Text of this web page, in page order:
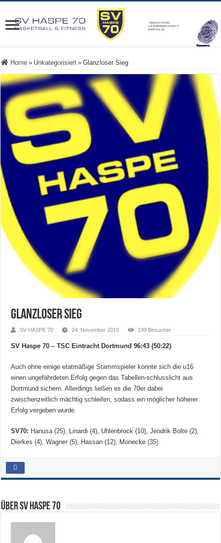
Home » Unkategorisiert » Glanzloser Sieg
Glanzloser Sieg
SV HASPE 70 24. November 2019 199 Besucher
SV Haspe 70 – TSC Eintracht Dortmund 96:43 (50:22)
Auch ohne einige etatmäßige Stammspieler konnte sich die u16
einen ungefährdeten Erfolg gegen das Tabellen-schlusslicht aus
Dortmund sichern. Allerdings ließen es die 70er dabei
zwischenzeitlich mächtig schleifen, sodass ein möglicher höherer
Erfolg vergeben wurde.
SV70: Hanusa (25), Linardi (4), Uhlenbrock (10), Jendrik Bolte (2),
Dierkes (4), Wagner (5), Hassan (12), Monecke (35)
Über SV HASPE 70